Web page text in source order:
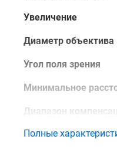
Увеличение
Диаметр объектива
Угол поля зрения
Минимальное
Диапазон
Тип центрира
Полные